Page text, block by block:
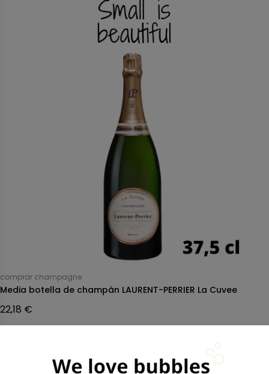
comprar champagne
Media botella de champán LAURENT-PERRIER La Cuvee
22,18 €